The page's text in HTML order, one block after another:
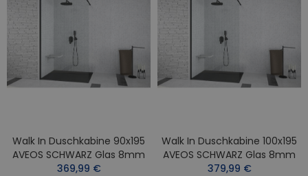
Walk In Duschkabine 90x195
AVEOS SCHWARZ Glas 8mm
369,99 €
Walk In Duschkabine 100x195
AVEOS SCHWARZ Glas 8mm
379,99 €